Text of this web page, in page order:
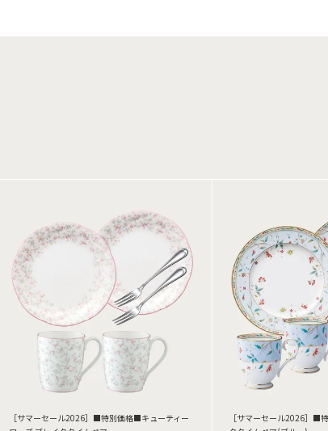
［サマーセール2026］■特別価格■キューティー
［サマーセール2026］■